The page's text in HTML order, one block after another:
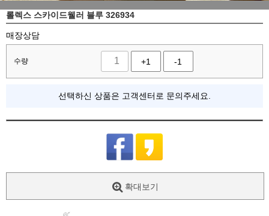
롤렉스 스카이드웰러 블루 326934
매장상담
수량 +1 -1
선택하신 상품은 고객센터로 문의주세요.
확대보기